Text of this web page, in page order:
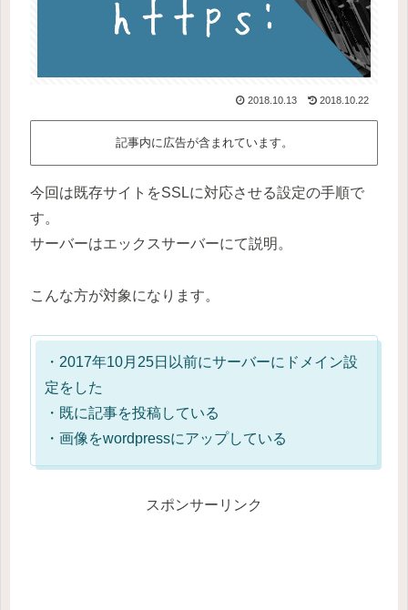
2018.10.13 2018.10.22
記事内に広告が含まれています。
今回は既存サイトをSSLに対応させる設定の手順で
す。
サーバーはエックスサーバーにて説明。
こんな方が対象になります。
・2017年10月25日以前にサーバーにドメイン設
定をした
・既に記事を投稿している
・画像をwordpressにアップしている
スポンサーリンク